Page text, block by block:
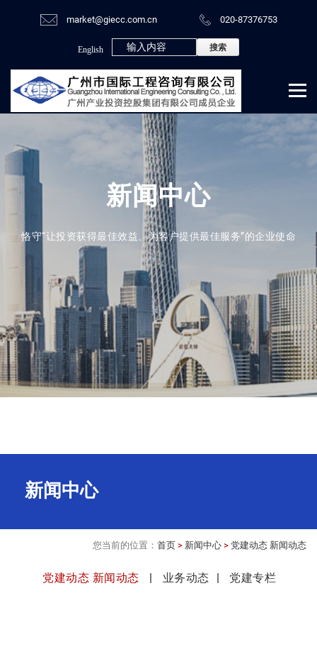
market@giecc.com.cn 020-87376753
English
新闻中心
恪守“让投资获得最佳效益、为客户提供最佳服务”的企业使命
新闻中心
您当前的位置： 首页 > 新闻中心 > 党建动态 新闻动态
党建动态 新闻动态 业务动态 党建专栏